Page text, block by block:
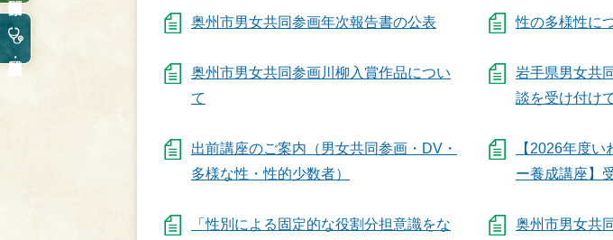
奥州市男女共同参画年次報告書の公表 性の多様性に
奥州市男女共同参画川柳入賞作品につい
て
岩手県男女共
談を受け付け
出前講座のご案内（男女共同参画・DV・
多様な性・性的少数者）
【2026年度
ー養成講座】
「性別による固定的な役割分担意識をな
奥州市男女共